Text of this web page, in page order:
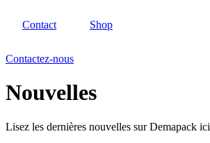
Contact Shop
Contactez-nous
Nouvelles
Lisez les dernières nouvelles sur Demapack ici